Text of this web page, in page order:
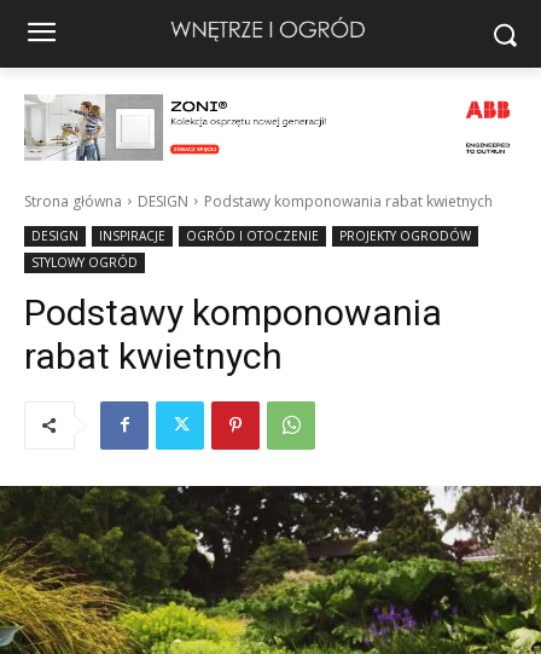
Strona główna DESIGN Podstawy komponowania rabat kwietnych
DESIGN INSPIRACJE OGRÓD I OTOCZENIE
PROJEKTY OGRODÓW
STYLOWY OGRÓD
Podstawy komponowania
rabat kwietnych